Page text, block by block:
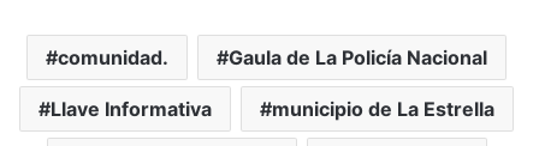
comunidad. Gaula de La Policía Nacional
Llave Informativa municipio de La Estrella